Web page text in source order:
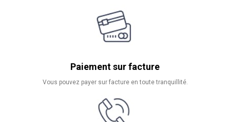
Paiement sur facture
Vous pouvez payer sur facture en toute tranquillité.